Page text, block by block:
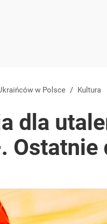
w Polsce / Kultura
dla